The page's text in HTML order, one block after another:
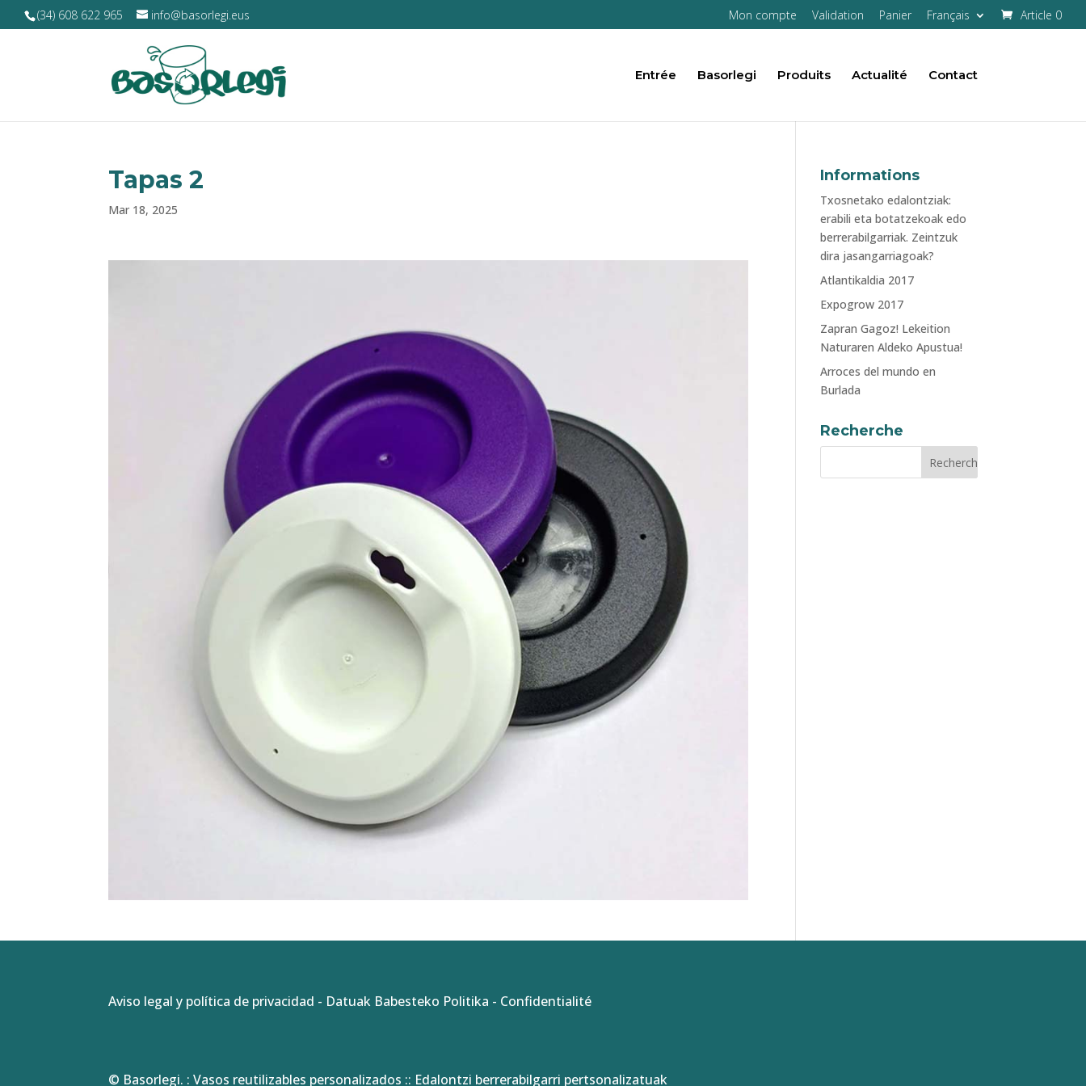
(34) 608 622 965 info@basorlegi.eus Mon compte Validation Panier Français Article 0
Entrée Basorlegi Produits Actualité Contact
Tapas 2
Mar 18, 2025
Informations
Txosnetako edalontziak:
erabili eta botatzekoak edo
berrerabilgarriak. Zeintzuk
dira jasangarriagoak?
Atlantikaldia 2017
Expogrow 2017
Zapran Gagoz! Lekeition
Naturaren Aldeko Apustua!
Arroces del mundo en
Burlada
Recherche
Aviso legal y política de privacidad - Datuak Babesteko Politika - Confidentialité
© Basorlegi. : Vasos reutilizables personalizados :: Edalontzi berrerabilgarri pertsonalizatuak